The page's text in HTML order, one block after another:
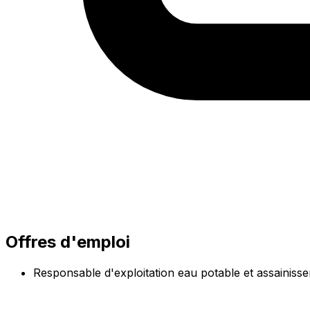
Offres d'emploi
Responsable d'exploitation eau potable et